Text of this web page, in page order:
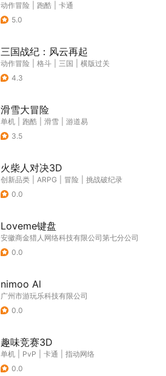
动作冒险 跑酷
卡通
5.0
三国战纪：风云再起
动作冒险 格斗 三国
横版过关
4.3
滑雪大冒险
单机 跑酷 滑雪
游道易
3.5
火柴人对决3D
创新品类 ARPG 冒险
挑战破纪录
0.0
Loveme键盘
安徽商金猎人网络科技有限公司第七分公司
0.0
nimoo Al
广州市游玩乐科技有限公司
0.0
趣味竞赛3D
单机 PvP 卡通
指动网络
0.0